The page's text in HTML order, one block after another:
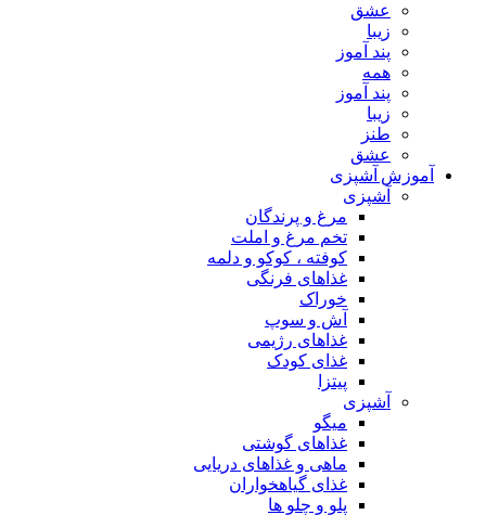
عشق
زیبا
پند آموز
همه
پند آموز
زیبا
طنز
عشق
آموزش آشپزی
آشپزی
مرغ و پرندگان
تخم مرغ و املت
کوفته ، کوکو و دلمه
غذاهای فرنگی
خوراک
آش و سوپ
غذاهای رژیمی
غذای کودک
پیتزا
آشپزی
میگو
غذاهای گوشتی
ماهی و غذاهای دریایی
غذای گیاهخواران
پلو و چلو ها